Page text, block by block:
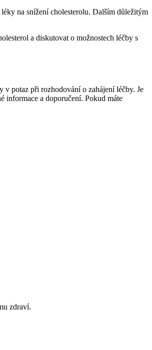
na snížení cholesterolu. Dalším důležitým
a diskutovat o možnostech léčby s
potaz při rozhodování o zahájení léčby. Je
informace a doporučení. Pokud máte
zdraví.